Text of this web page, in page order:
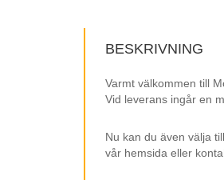
Tonade rutor
LED-kurvljus fram
Lädersäten
BESKRIVNING
Varmt välkommen till
Vid leverans ingår en
Nu kan du även välja
vår hemsida eller